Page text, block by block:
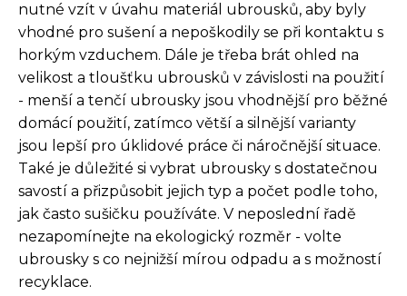
nutné vzít v úvahu materiál ubrousků, aby byly
vhodné pro sušení a nepoškodily se při kontaktu s
horkým vzduchem. Dále je třeba brát ohled na
velikost a tloušťku ubrousků v závislosti na použití
- menší a tenčí ubrousky jsou vhodnější pro běžné
domácí použití, zatímco větší a silnější varianty
jsou lepší pro úklidové práce či náročnější situace.
Také je důležité si vybrat ubrousky s dostatečnou
savostí a přizpůsobit jejich typ a počet podle toho,
jak často sušičku používáte. V neposlední řadě
nezapomínejte na ekologický rozměr - volte
ubrousky s co nejnižší mírou odpadu a s možností
recyklace.